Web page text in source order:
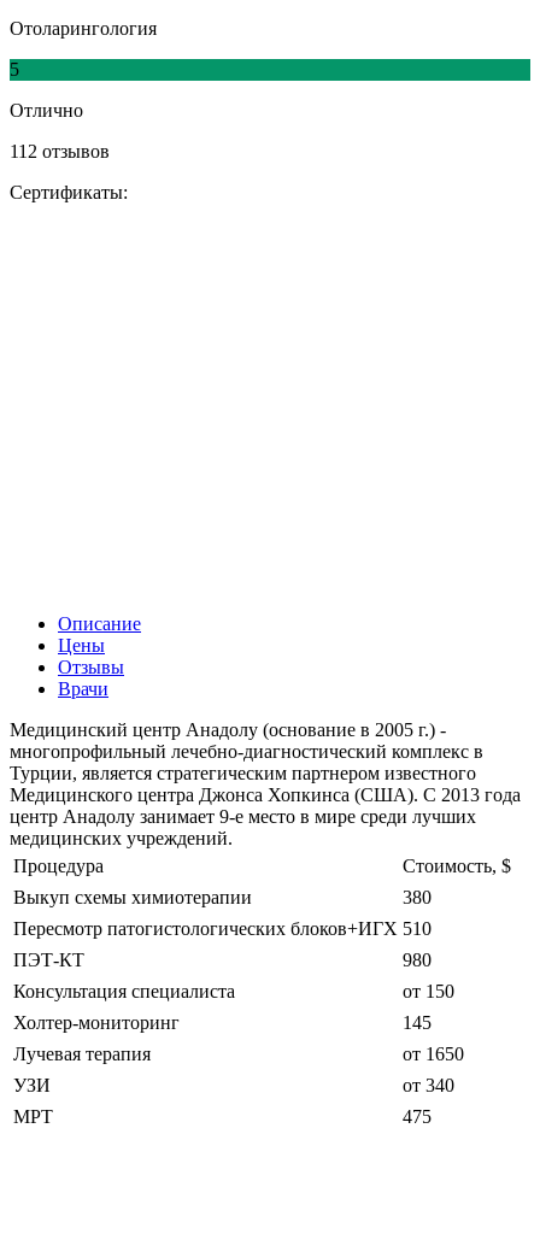
Отоларингология
5
Отлично
112 отзывов
Сертификаты:
Описание
Цены
Отзывы
Врачи
Медицинский центр Анадолу (основание в 2005 г.) -
многопрофильный лечебно-диагностический комплекс в
Турции, является стратегическим партнером известного
Медицинского центра Джонса Хопкинса (США). С 2013 года
центр Анадолу занимает 9-е место в мире среди лучших
медицинских учреждений.
Процедура
Стоимость, $
Выкуп схемы химиотерапии
380
Пересмотр патогистологических блоков+ИГХ 510
ПЭТ-КТ
980
Консультация специалиста
от 150
Холтер-мониторинг
145
Лучевая терапия
от 1650
УЗИ
от 340
МРТ
475